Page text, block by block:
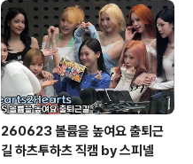
260623 볼륨을 높여요 출퇴근
길 하츠투하츠 직캠 by 스피넬